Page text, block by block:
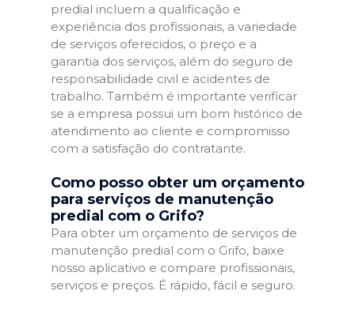
predial incluem a qualificação e
experiência dos profissionais, a variedade
de serviços oferecidos, o preço e a
garantia dos serviços, além do seguro de
responsabilidade civil e acidentes de
trabalho. Também é importante verificar
se a empresa possui um bom histórico de
atendimento ao cliente e compromisso
com a satisfação do contratante.
Como posso obter um orçamento
para serviços de manutenção
predial com o Grifo?
Para obter um orçamento de serviços de
manutenção predial com o Grifo, baixe
nosso aplicativo e compare profissionais,
serviços e preços. É rápido, fácil e seguro.